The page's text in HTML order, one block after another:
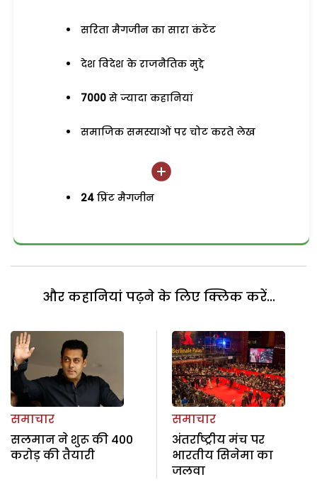
सरिता मैगजीन का सारा कंटेंट
देश विदेश के राजनैतिक मुद्दे
7000 से ज्यादा कहानियां
समाजिक समस्याओं पर चोट करते लेख
24 प्रिंट मैगजीन
और कहानियां पढ़ने के लिए क्लिक करें...
समाचार
सलमान ने शुरू की 400
करोड़ की तैयारी
समाचार
अंतर्राष्ट्रीय मंच पर
भारतीय सिनेमा का
जलवा